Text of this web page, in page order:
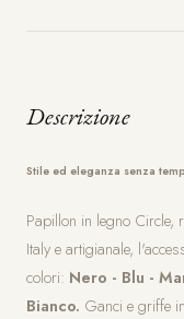
Descrizione
Stile ed eleganza senza
Papillon in legno Circle,
Italy e artigianale,
colori: Nero - Blu -
Bianco. Ganci e griffe in